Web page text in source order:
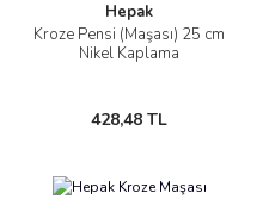
Hepak
Kroze Pensi (Maşası) 25 cm
Nikel Kaplama
428,48 TL